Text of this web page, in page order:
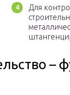
Для
–